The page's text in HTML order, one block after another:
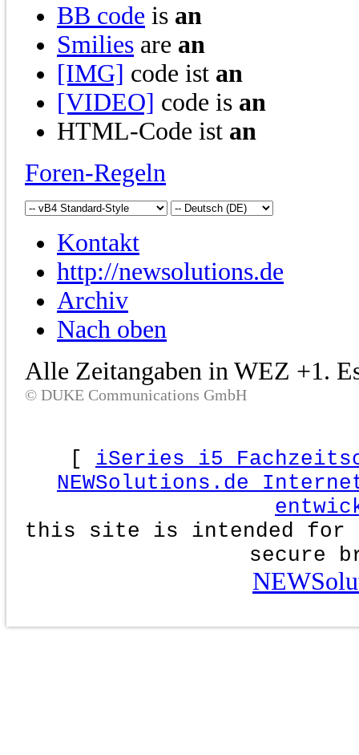
BB code is an
Smilies are an
[IMG] code ist an
[VIDEO] code is an
HTML-Code ist an
Foren-Regeln
Kontakt
http://newsolutions.de
Archiv
Nach oben
Alle Zeitangaben in WEZ +1.
© DUKE Communications GmbH
[ iSeries i5
NEWSolutions.de
this site is intended for
secure